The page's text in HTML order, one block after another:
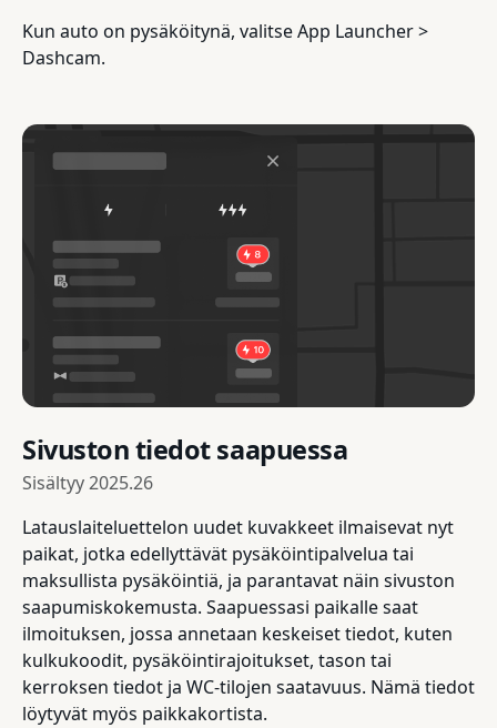
Kun auto on pysäköitynä, valitse App Launcher >
Dashcam.
Sivuston tiedot saapuessa
Sisältyy2025.26
Latauslaiteluettelon uudet kuvakkeet ilmaisevat nyt
paikat, jotka edellyttävät pysäköintipalvelua tai
maksullista pysäköintiä, ja parantavat näin sivuston
saapumiskokemusta. Saapuessasi paikalle saat
ilmoituksen, jossa annetaan keskeiset tiedot, kuten
kulkukoodit, pysäköintirajoitukset, tason tai
kerroksen tiedot ja WC-tilojen saatavuus. Nämä tiedot
löytyvät myös paikkakortista.